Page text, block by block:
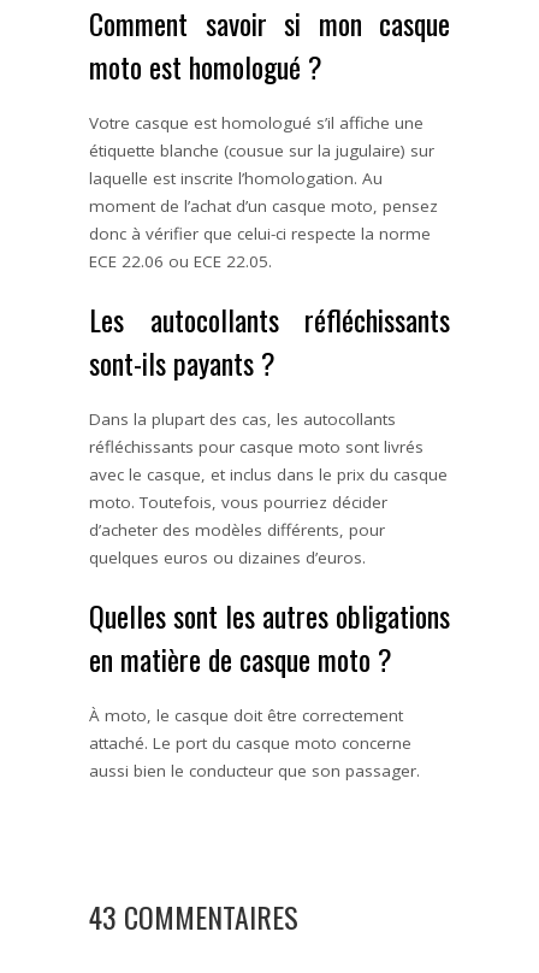
Comment savoir si mon casque
moto est homologué ?
Votre casque est homologué s’il affiche une
étiquette blanche (cousue sur la jugulaire) sur
laquelle est inscrite l’homologation. Au
moment de l’achat d’un casque moto, pensez
donc à vérifier que celui-ci respecte la norme
ECE 22.06 ou ECE 22.05.
Les autocollants réfléchissants
sont-ils payants ?
Dans la plupart des cas, les autocollants
réfléchissants pour casque moto sont livrés
avec le casque, et inclus dans le prix du casque
moto. Toutefois, vous pourriez décider
d’acheter des modèles différents, pour
quelques euros ou dizaines d’euros.
Quelles sont les autres obligations
en matière de casque moto ?
À moto, le casque doit être correctement
attaché. Le port du casque moto concerne
aussi bien le conducteur que son passager.
43 COMMENTAIRES